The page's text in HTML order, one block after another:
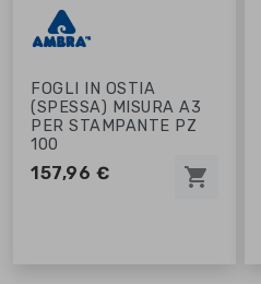
FOGLI IN OSTIA
(SPESSA) MISURA A3
PER STAMPANTE PZ
100
157,96 € shopping_cart